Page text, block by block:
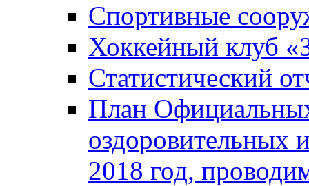
Спортивные
Хоккейный клуб
Статистический
План
оздоровительных
2018 год,